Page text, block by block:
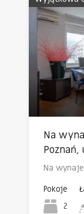
Na
Na
Pokoje
2